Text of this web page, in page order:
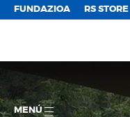
FUNDAZIOA RS STORE
MENÚ